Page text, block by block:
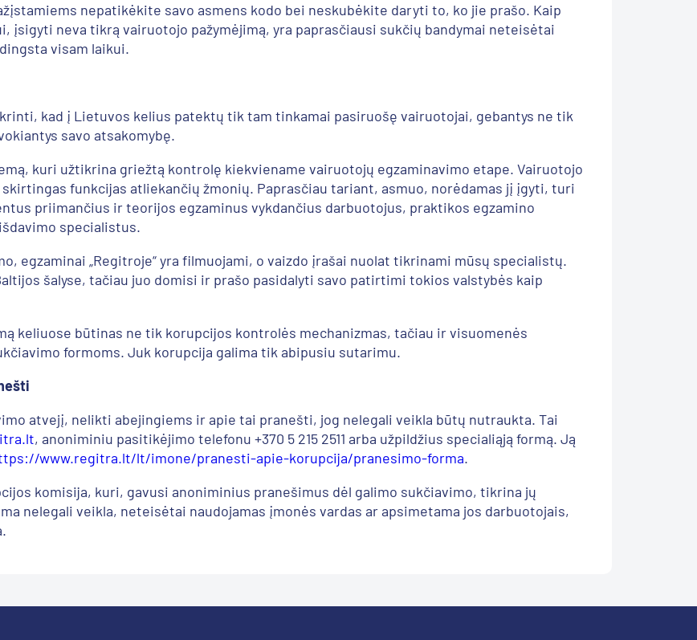
nepatikėkite savo asmens kodo bei neskubėkite daryti to, ko jie prašo. Kaip
įsigyti neva tikrą vairuotojo pažymėjimą, yra paprasčiausi sukčių bandymai neteisėtai
visam laikui.
kad į Lietuvos kelius patektų tik tam tinkamai pasiruošę vairuotojai, gebantys ne tik
savo atsakomybę.
kuri užtikrina griežtą kontrolę kiekviename vairuotojų egzaminavimo etape. Vairuotojo
skirtingas funkcijas atliekančių žmonių. Paprasčiau tariant, asmuo, norėdamas jį įgyti, turi
priimančius ir teorijos egzaminus vykdančius darbuotojus, praktikos egzamino
specialistus.
egzaminai „Regitroje“ yra filmuojami, o vaizdo įrašai nuolat tikrinami mūsų specialistų.
šalyse, tačiau juo domisi ir prašo pasidalyti savo patirtimi tokios valstybės kaip
keliuose būtinas ne tik korupcijos kontrolės mechanizmas, tačiau ir visuomenės
formoms. Juk korupcija galima tik abipusiu sutarimu.
atvejį, nelikti abejingiems ir apie tai pranešti, jog nelegali veikla būtų nutraukta. Tai
, anoniminiu pasitikėjimo telefonu +370 5 215 2511 arba užpildžius specialiąją formą. Ją
www.regitra.lt/lt/imone/pranesti-apie-korupcija/pranesimo-forma.
komisija, kuri, gavusi anoniminius pranešimus dėl galimo sukčiavimo, tikrina jų
nelegali veikla, neteisėtai naudojamas įmonės vardas ar apsimetama jos darbuotojais,